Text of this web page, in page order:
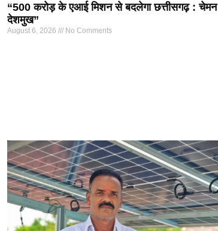
“500 करोड़ के एआई मिशन से बदलेगा छत्तीसगढ़ : चेमन
देशमुख”
August 6, 2026 No Comments